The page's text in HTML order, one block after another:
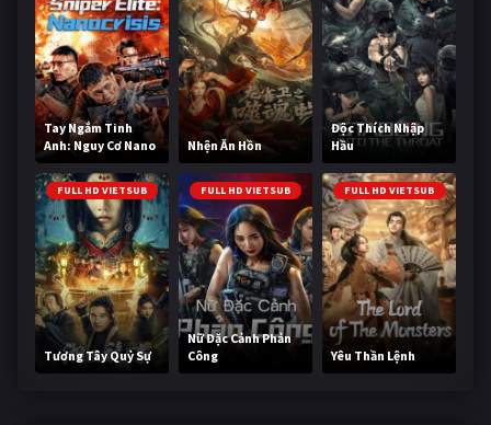
Tay Ngắm Tinh
Anh: Nguy Cơ Nano
Nhện Ăn Hồn
Độc Thích Nhập
Hầu
FULL HD VIETSUB
Tương Tây Quỷ Sự
FULL HD VIETSUB
Nữ Đặc Cảnh Phản
Công
FULL HD VIETSUB
Yêu Thần Lệnh